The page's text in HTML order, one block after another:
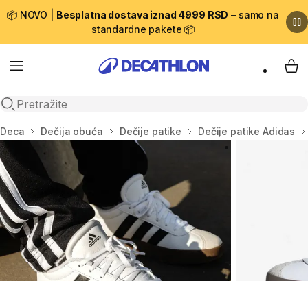
📦 NOVO | Besplatna dostava iznad 4999 RSD – samo na
standardne pakete 📦
Menu
Open search
My
Početna stranica
Deca Dečija obuća Dečije patike Dečije patike Adidas